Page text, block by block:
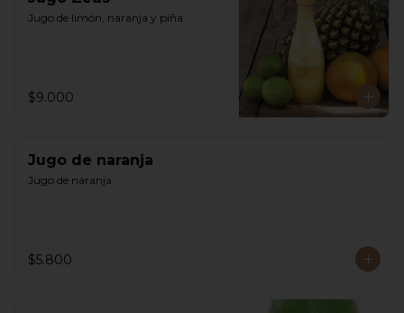
Jugo de limón, naranja y piña.
$9.000
Jugo de naranja
Jugo de naranja
$5.800